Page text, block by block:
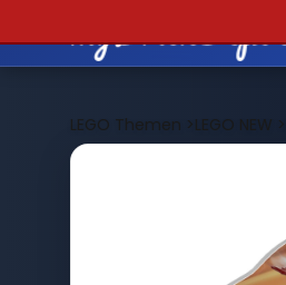
LEGO Themen >LEGO NEW >